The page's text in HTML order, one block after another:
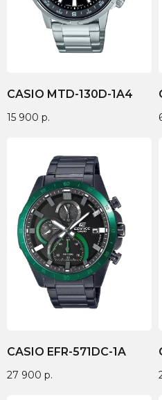
CASIO MTD-130D-1A4
15 900 р.
CASIO EFR-571DC-1A
27 900 р.